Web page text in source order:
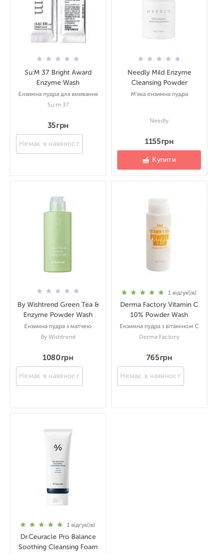
Su:M 37 Bright Award
Enzyme Wash
Ензимна пудра для вмивання
Su:m 37
35 грн
Немає в наявності
Needly Mild Enzyme
Cleansing Powder
М'яка ензимна пудра
Needly
1155 грн
Купити
By Wishtrend Green Tea &
Enzyme Powder Wash
Ензимна пудра з матчею
By Wishtrend
1080 грн
Немає в наявності
1 відгук(ів)
Derma Factory Vitamin C
10% Powder Wash
Ензимна пудра з вітаміном С
Derma Factory
765 грн
Немає в наявності
1 відгук(ів)
Dr.Ceuracle Pro Balance
Soothing Cleansing Foam